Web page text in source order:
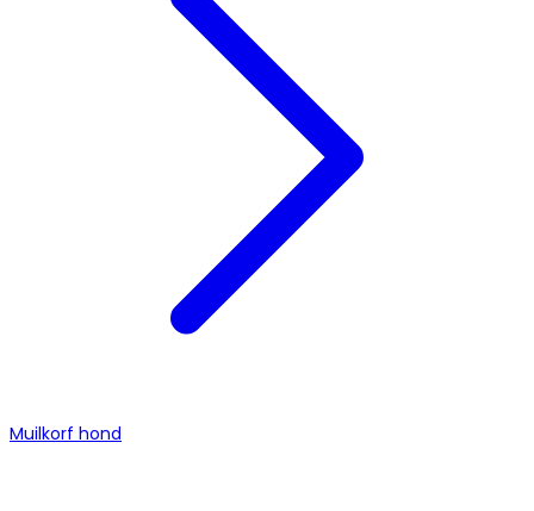
Muilkorf hond